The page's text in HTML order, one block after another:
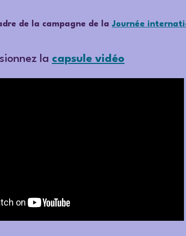
de la campagne de la Journée
la capsule vidéo